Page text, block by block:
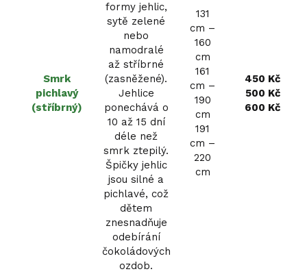
Smrk
pichlavý
(stříbrný)
formy jehlic,
sytě zelené
nebo
namodralé
až stříbrné
(zasněžené).
Jehlice
ponechává o
10 až 15 dní
déle než
smrk ztepilý.
Špičky jehlic
jsou silné a
pichlavé, což
dětem
znesnadňuje
odebírání
čokoládových
ozdob.
131
cm –
160
cm
161
cm –
190
cm
191
cm –
220
cm
450 Kč
500 Kč
600 Kč